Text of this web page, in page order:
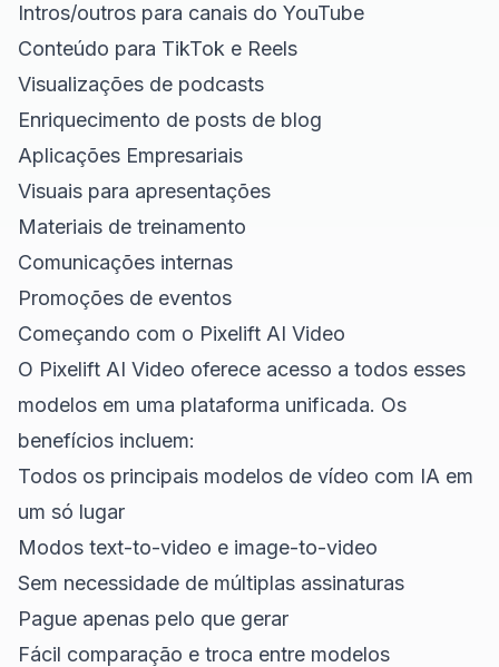
Intros/outros para canais do YouTube
Conteúdo para TikTok e Reels
Visualizações de podcasts
Enriquecimento de posts de blog
Aplicações Empresariais
Visuais para apresentações
Materiais de treinamento
Comunicações internas
Promoções de eventos
Começando com o Pixelift AI Video
O Pixelift AI Video oferece acesso a todos esses
modelos em uma plataforma unificada. Os
benefícios incluem:
Todos os principais modelos de vídeo com IA em
um só lugar
Modos text-to-video e image-to-video
Sem necessidade de múltiplas assinaturas
Pague apenas pelo que gerar
Fácil comparação e troca entre modelos